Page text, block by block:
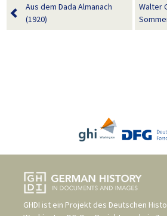
Aus dem Dada Almanach
(1920)
Walter
GHDI ist ein Projekt des Deutschen